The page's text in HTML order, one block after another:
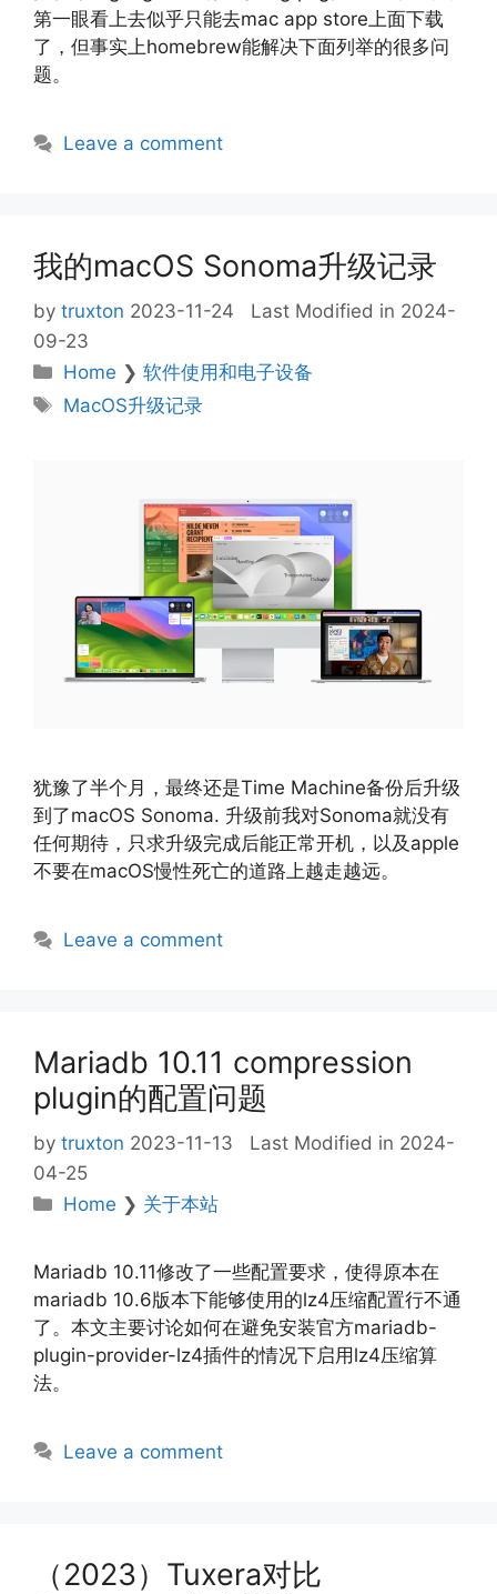
第一眼看上去似乎只能去mac app store上面下载
了，但事实上homebrew能解决下面列举的很多问
题。
Leave a comment
我的macOS Sonoma升级记录
by truxton 2023-11-24
Last Modified in 2024-
09-23
Categories
Home ❯软件使用和电子设备
Tags
MacOS升级记录
犹豫了半个月，最终还是Time Machine备份后升级
到了macOS Sonoma. 升级前我对Sonoma就没有
任何期待，只求升级完成后能正常开机，以及apple
不要在macOS慢性死亡的道路上越走越远。
Leave a comment
Mariadb 10.11 compression
plugin的配置问题
by truxton 2023-11-13
Last Modified in 2024-
04-25
Categories
Home ❯ 关于本站
Mariadb 10.11修改了一些配置要求，使得原本在
mariadb 10.6版本下能够使用的lz4压缩配置行不通
了。本文主要讨论如何在避免安装官方mariadb-
plugin-provider-lz4插件的情况下启用lz4压缩算
法。
Leave a comment
（2023）Tuxera对比